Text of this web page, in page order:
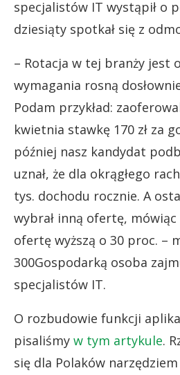
specjalistów IT wystąpił o
dziesiąty spotkał się z
– Rotacja w tej branży jest
wymagania rosną
Podam przykład:
kwietnia stawkę 170 zł za
później nasz kandydat
uznał, że dla okrągłego
tys. dochodu rocznie. A
wybrał inną ofertę, mówiąc
ofertę wyższą o 30 proc. –
300Gospodarką osoba
specjalistów IT.
O rozbudowie funkcji
pisaliśmy w tym artykule.
się dla Polaków